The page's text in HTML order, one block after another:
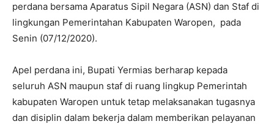
perdana bersama Aparatus Sipil Negara (ASN) dan Staf di
lingkungan Pemerintahan Kabupaten Waropen, pada
Senin (07/12/2020).
Apel perdana ini, Bupati Yermias berharap kepada
seluruh ASN maupun staf di ruang lingkup Pemerintah
kabupaten Waropen untuk tetap melaksanakan tugasnya
dan disiplin dalam bekerja dalam memberikan pelayanan